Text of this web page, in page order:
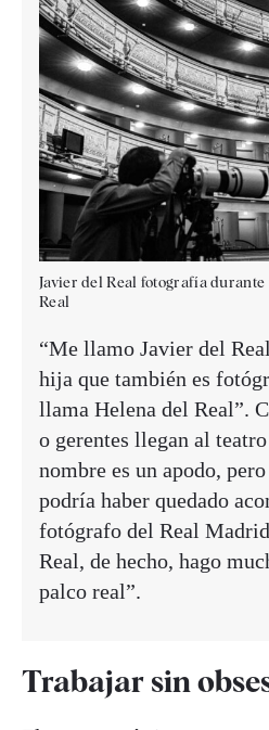
Javier del Real fotografía durante
Real
“Me llamo Javier del
hija que también es
llama Helena del Real”.
o gerentes llegan al
nombre es un apodo,
podría haber quedado
fotógrafo del Real
Real, de hecho, hago
palco real”.
Trabajar sin